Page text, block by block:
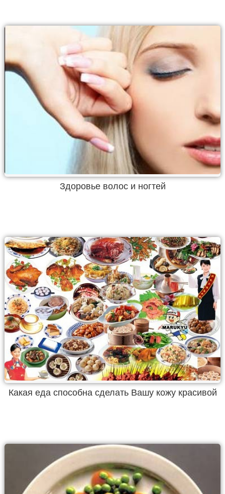
Здоровье волос и ногтей
Какая еда способна сделать Вашу кожу красивой